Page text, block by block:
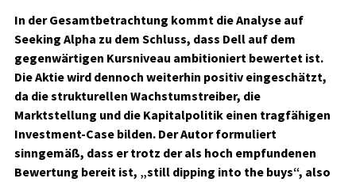
In der Gesamtbetrachtung kommt die Analyse auf
Seeking Alpha zu dem Schluss, dass Dell auf dem
gegenwärtigen Kursniveau ambitioniert bewertet ist.
Die Aktie wird dennoch weiterhin positiv eingeschätzt,
da die strukturellen Wachstumstreiber, die
Marktstellung und die Kapitalpolitik einen tragfähigen
Investment-Case bilden. Der Autor formuliert
sinngemäß, dass er trotz der als hoch empfundenen
Bewertung bereit ist, „still dipping into the buys“, also